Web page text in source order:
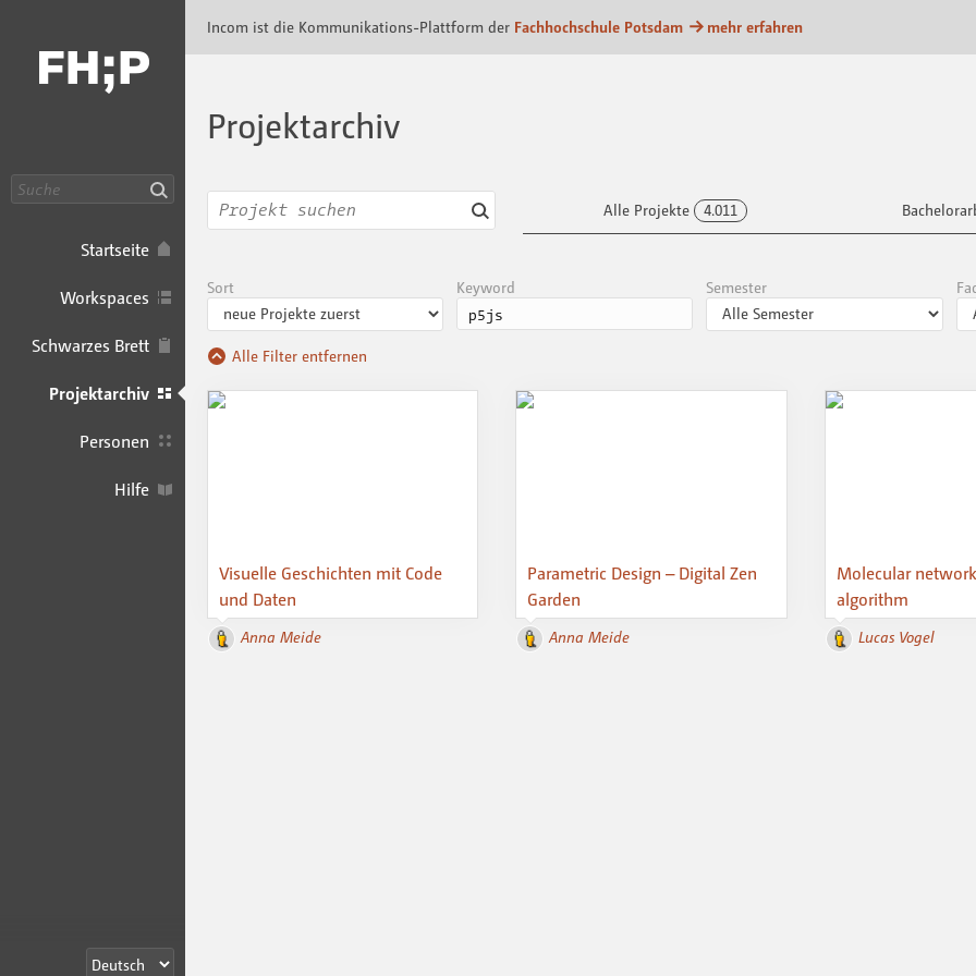
Startseite
Workspaces
Schwarzes Brett
Projektarchiv
Personen
Hilfe
Incom ist die Kommunikations-Plattform der Fachhochschule Potsdam mehr erfahren
Projektarchiv
Alle Projekte 4.011
Sort Keyword Semester
Alle Filter entfernen
Visuelle Geschichten mit Code
und Daten
Anna Meide
Parametric Design – Digital Zen
Garden
Anna Meide
Molecular
algorithm
Lucas Vogel